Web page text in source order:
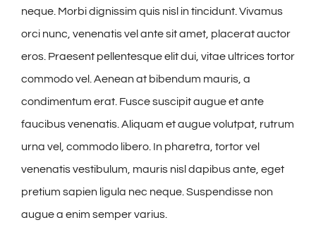
neque. Morbi dignissim quis nisl in tincidunt. Vivamus
orci nunc, venenatis vel ante sit amet, placerat auctor
eros. Praesent pellentesque elit dui, vitae ultrices tortor
commodo vel. Aenean at bibendum mauris, a
condimentum erat. Fusce suscipit augue et ante
faucibus venenatis. Aliquam et augue volutpat, rutrum
urna vel, commodo libero. In pharetra, tortor vel
venenatis vestibulum, mauris nisl dapibus ante, eget
pretium sapien ligula nec neque. Suspendisse non
augue a enim semper varius.